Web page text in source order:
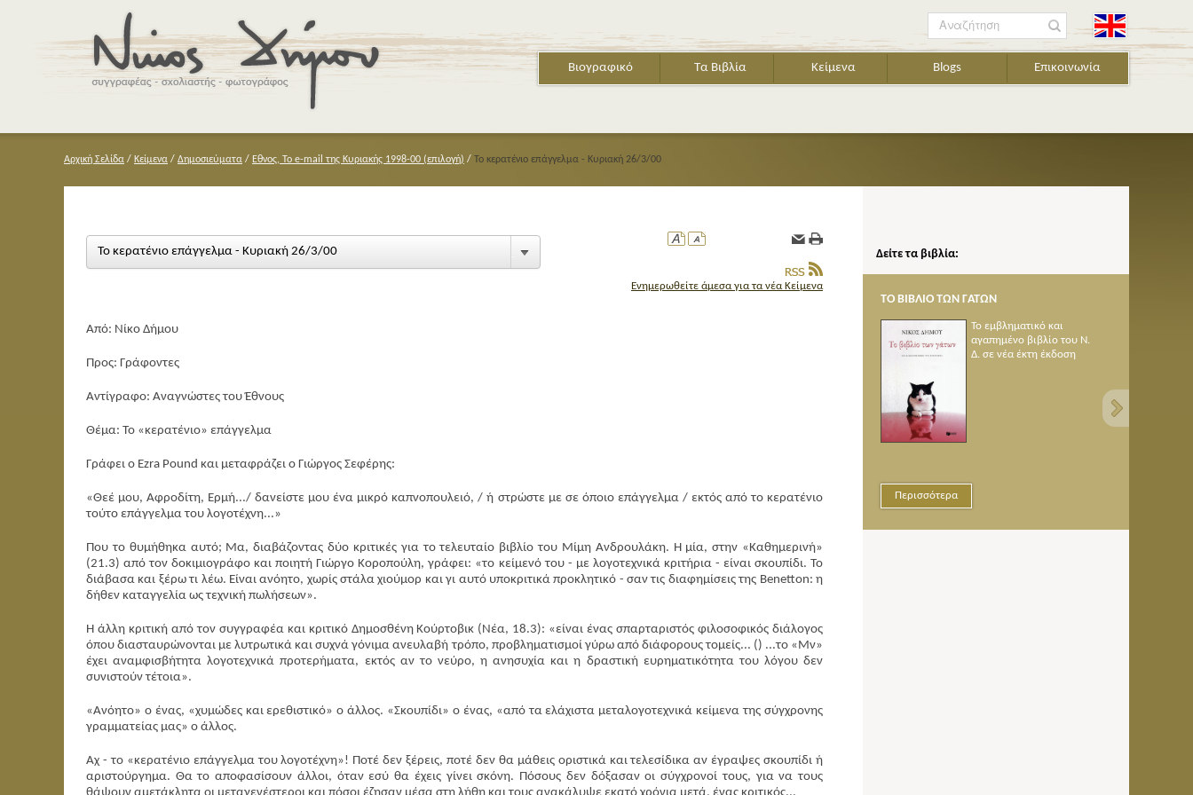
Βιογραφικό Τα Βιβλία Κείμενα Blogs Επικοινωνία
Αναζήτηση
Αρχική Σελίδα / Κείμενα / Δημοσιεύματα / Εθνος, Το e-mail της Κυριακής 1998-00 (επιλογή) / Το κερατένιο επάγγελμα - Κυριακή 26/3/00
Ενημερωθείτε άμεσα για τα νέα Κείμενα
Το κερατένιο επάγγελμα - Κυριακή 26/3/00
Από: Νίκο Δήμου
Προς: Γράφοντες
Αντίγραφο: Αναγνώστες του Έθνους
Θέμα: Το «κερατένιο» επάγγελμα
Γράφει ο Ezra Pound και μεταφράζει ο Γιώργος Σεφέρης:
«Θεέ μου, Αφροδίτη, Ερμή.../ δανείστε μου ένα μικρό καπνοπουλειό, / ή στρώστε με σε όποιο επάγγελμα / εκτός από το κερατένιο
τούτο επάγγελμα του λογοτέχνη...»
Που το θυμήθηκα αυτό; Μα, διαβάζοντας δύο κριτικές για το τελευταίο βιβλίο του Μίμη Ανδρουλάκη. Η μία, στην «Καθημερινή»
(21.3) από τον δοκιμιογράφο και ποιητή Γιώργο Κοροπούλη, γράφει: «το κείμενό του - με λογοτεχνικά κριτήρια - είναι σκουπίδι. Το
διάβασα και ξέρω τι λέω. Είναι ανόητο, χωρίς στάλα χιούμορ και γι αυτό υποκριτικά προκλητικό - σαν τις διαφημίσεις της Benetton: η
δήθεν καταγγελία ως τεχνική πωλήσεων».
Η άλλη κριτική από τον συγγραφέα και κριτικό Δημοσθένη Κούρτοβικ (Νέα, 18.3): «είναι ένας σπαρταριστός φιλοσοφικός διάλογος
όπου διασταυρώνονται με λυτρωτικά και συχνά γόνιμα ανευλαβή τρόπο, προβληματισμοί γύρω από διάφορους τομείς... () ...το «Μν»
έχει αναμφισβήτητα λογοτεχνικά προτερήματα, εκτός αν το νεύρο, η ανησυχία και η δραστική ευρηματικότητα του λόγου δεν
συνιστούν τέτοια».
«Ανόητο» ο ένας, «χυμώδες και ερεθιστικό» ο άλλος. «Σκουπίδι» ο ένας, «από τα ελάχιστα μεταλογοτεχνικά κείμενα της σύγχρονης
γραμματείας μας» ο άλλος.
Αχ - το «κερατένιο επάγγελμα του λογοτέχνη»! Ποτέ δεν ξέρεις, ποτέ δεν θα μάθεις οριστικά και τελεσίδικα αν έγραψες σκουπίδι ή
αριστούργημα. Θα το αποφασίσουν άλλοι, όταν εσύ θα έχεις γίνει σκόνη. Πόσους δεν δόξασαν οι σύγχρονοί τους, για να τους
Δείτε τα βιβλία:
αγαπημένο βιβλίο του Ν.
Δ. σε νέα έκτη έκδοση
Περισσότερα